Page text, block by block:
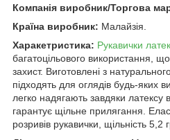
Компанія виробник/Торгова
Країна виробник: Малайзія.
Харакетристика: Рукавички
багатоцільового використання,
захист. Виготовлені з
підходять для оглядів будь-яких
легко надягають завдяки латексу
гарантує щільне прилягання.
розривів рукавички, щільність 5,2